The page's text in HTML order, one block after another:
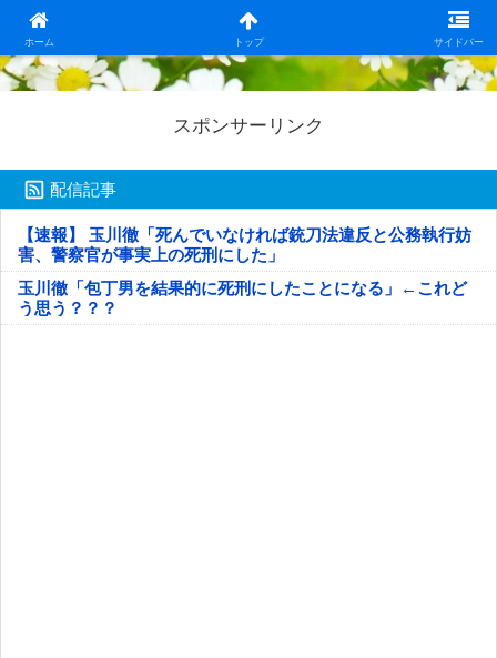
ホーム トップ サイドバー
日本第一！ニュース録
スポンサーリンク
配信記事
【速報】 玉川徹「死んでいなければ銃刀法違反と公務執行妨
害、警察官が事実上の死刑にした」
玉川徹「包丁男を結果的に死刑にしたことになる」←これど
う思う？？？